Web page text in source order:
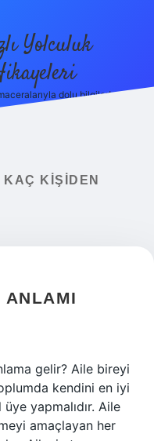
Yolculuk
dolu bilgiler!
KIŞIDEN
ANLAMI
gelir? Aile bireyi
kendini en iyi
yapmalıdır. Aile
amaçlayan her